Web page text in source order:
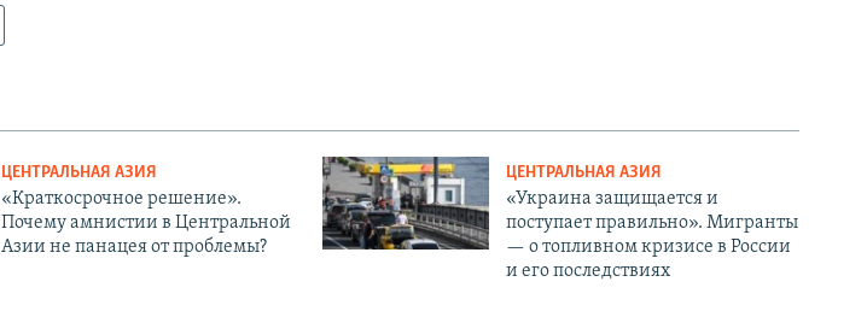
ЦЕНТРАЛЬНАЯ АЗИЯ
«Краткосрочное решение».
Почему амнистии в Центральной
Азии не панацея от проблемы?
ЦЕНТРАЛЬНАЯ АЗИЯ
«Украина защищается и
поступает правильно». Мигранты
— о топливном кризисе в России
и его последствиях